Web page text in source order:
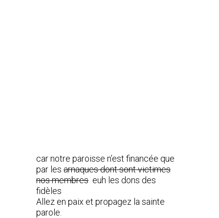
car notre paroisse n’est financée que
par les arnaques dont sont victimes
nos membres euh les dons des
fidèles
Allez en paix et propagez la sainte
parole.